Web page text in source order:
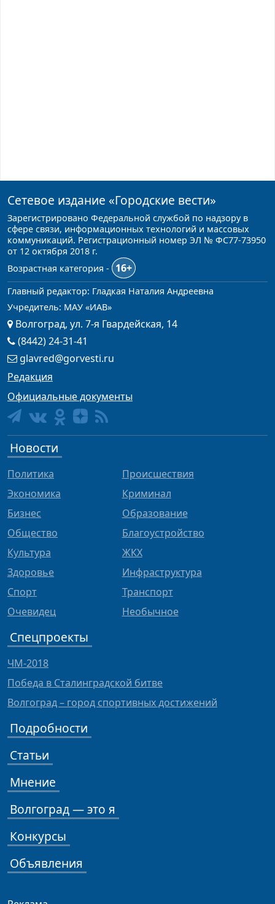
Сетевое издание «Городские вести»
Зарегистрировано Федеральной службой по надзору в
сфере связи, информационных технологий и массовых
коммуникаций. Регистрационный номер ЭЛ № ФС77-73950
от 12 октября 2018 г.
Возрастная категория -
16+
Главный редактор: Гладкая Наталия Андреевна
Учредитель: МАУ «ИАВ»
Волгоград, ул. 7-я Гвардейская, 14
(8442) 24-31-41
glavred@gorvesti.ru
Редакция
Официальные документы
Новости
Политика
Экономика
Бизнес
Общество
Культура
Здоровье
Спорт
Очевидец
Происшествия
Криминал
Образование
Благоустройство
ЖКХ
Инфраструктура
Транспорт
Необычное
Спецпроекты
ЧМ-2018
Победа в Сталинградской битве
Волгоград – город спортивных достижений
Подробности
Статьи
Мнение
Волгоград — это я
Конкурсы
Объявления